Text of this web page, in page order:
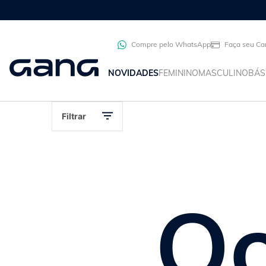
Compre pelo WhatsApp Faça seu
NOVIDADESFEMININOMASCULINO
Filtrar